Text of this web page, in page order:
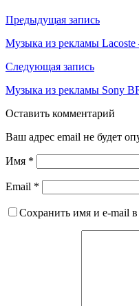
Предыдущая запись
Музыка из рекламы
Следующая запись
Музыка из рекламы Sony
Оставить комментарий
Ваш адрес email не будет
Имя *
Email *
Сохранить имя и e-mail